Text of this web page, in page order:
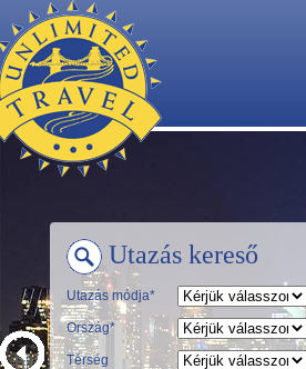
Utazás kereső
Utazás módja*
Ország*
Térség